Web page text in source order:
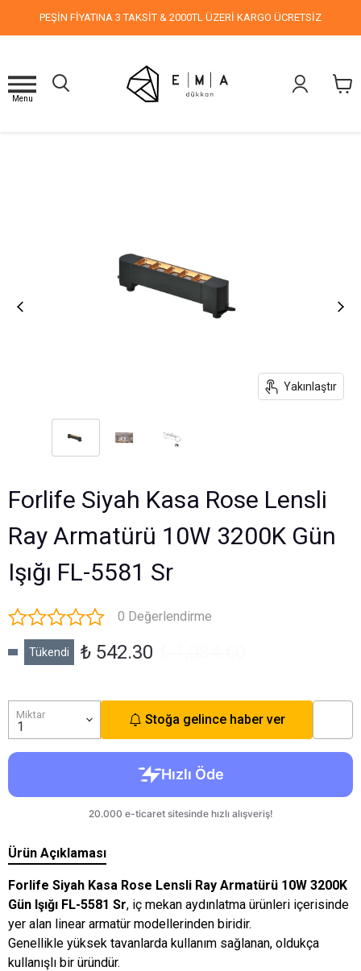
PEŞİN FİYATINA 3 TAKSİT & 2000TL ÜZERİ KARGO ÜCRETSİZ
Menu
Yakınlaştır
Forlife Siyah Kasa Rose Lensli
Ray Armatürü 10W 3200K Gün
Işığı FL-5581 Sr
0 Değerlendirme
Tükendi ₺ 542.30
Miktar Stoğa gelince haber ver
Ürün Açıklaması
Forlife Siyah Kasa Rose Lensli Ray Armatürü 10W 3200K
Gün Işığı FL-5581 Sr, iç mekan aydınlatma ürünleri içerisinde
yer alan linear armatür modellerinden biridir.
Genellikle yüksek tavanlarda kullanım sağlanan, oldukça
kullanışlı bir üründür.